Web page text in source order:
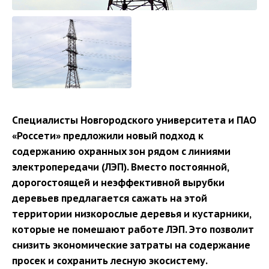
Специалисты Новгородского университета и ПАО
«Россети» предложили новый подход к
содержанию охранных зон рядом с линиями
электропередачи (ЛЭП). Вместо постоянной,
дорогостоящей и неэффективной вырубки
деревьев предлагается сажать на этой
территории низкорослые деревья и кустарники,
которые не помешают работе ЛЭП. Это позволит
снизить экономические затраты на содержание
просек и сохранить лесную экосистему.